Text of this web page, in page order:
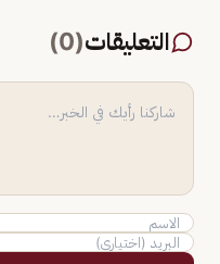
التعليقات(
0
)